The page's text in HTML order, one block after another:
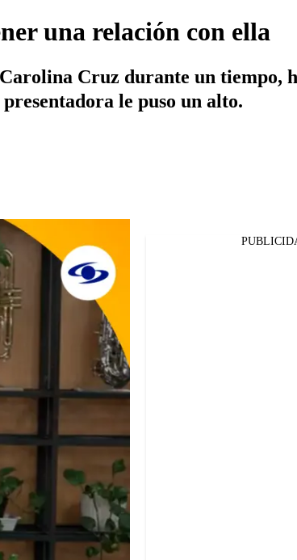
una relación con ella
Cruz durante un tiempo,
le puso un alto.